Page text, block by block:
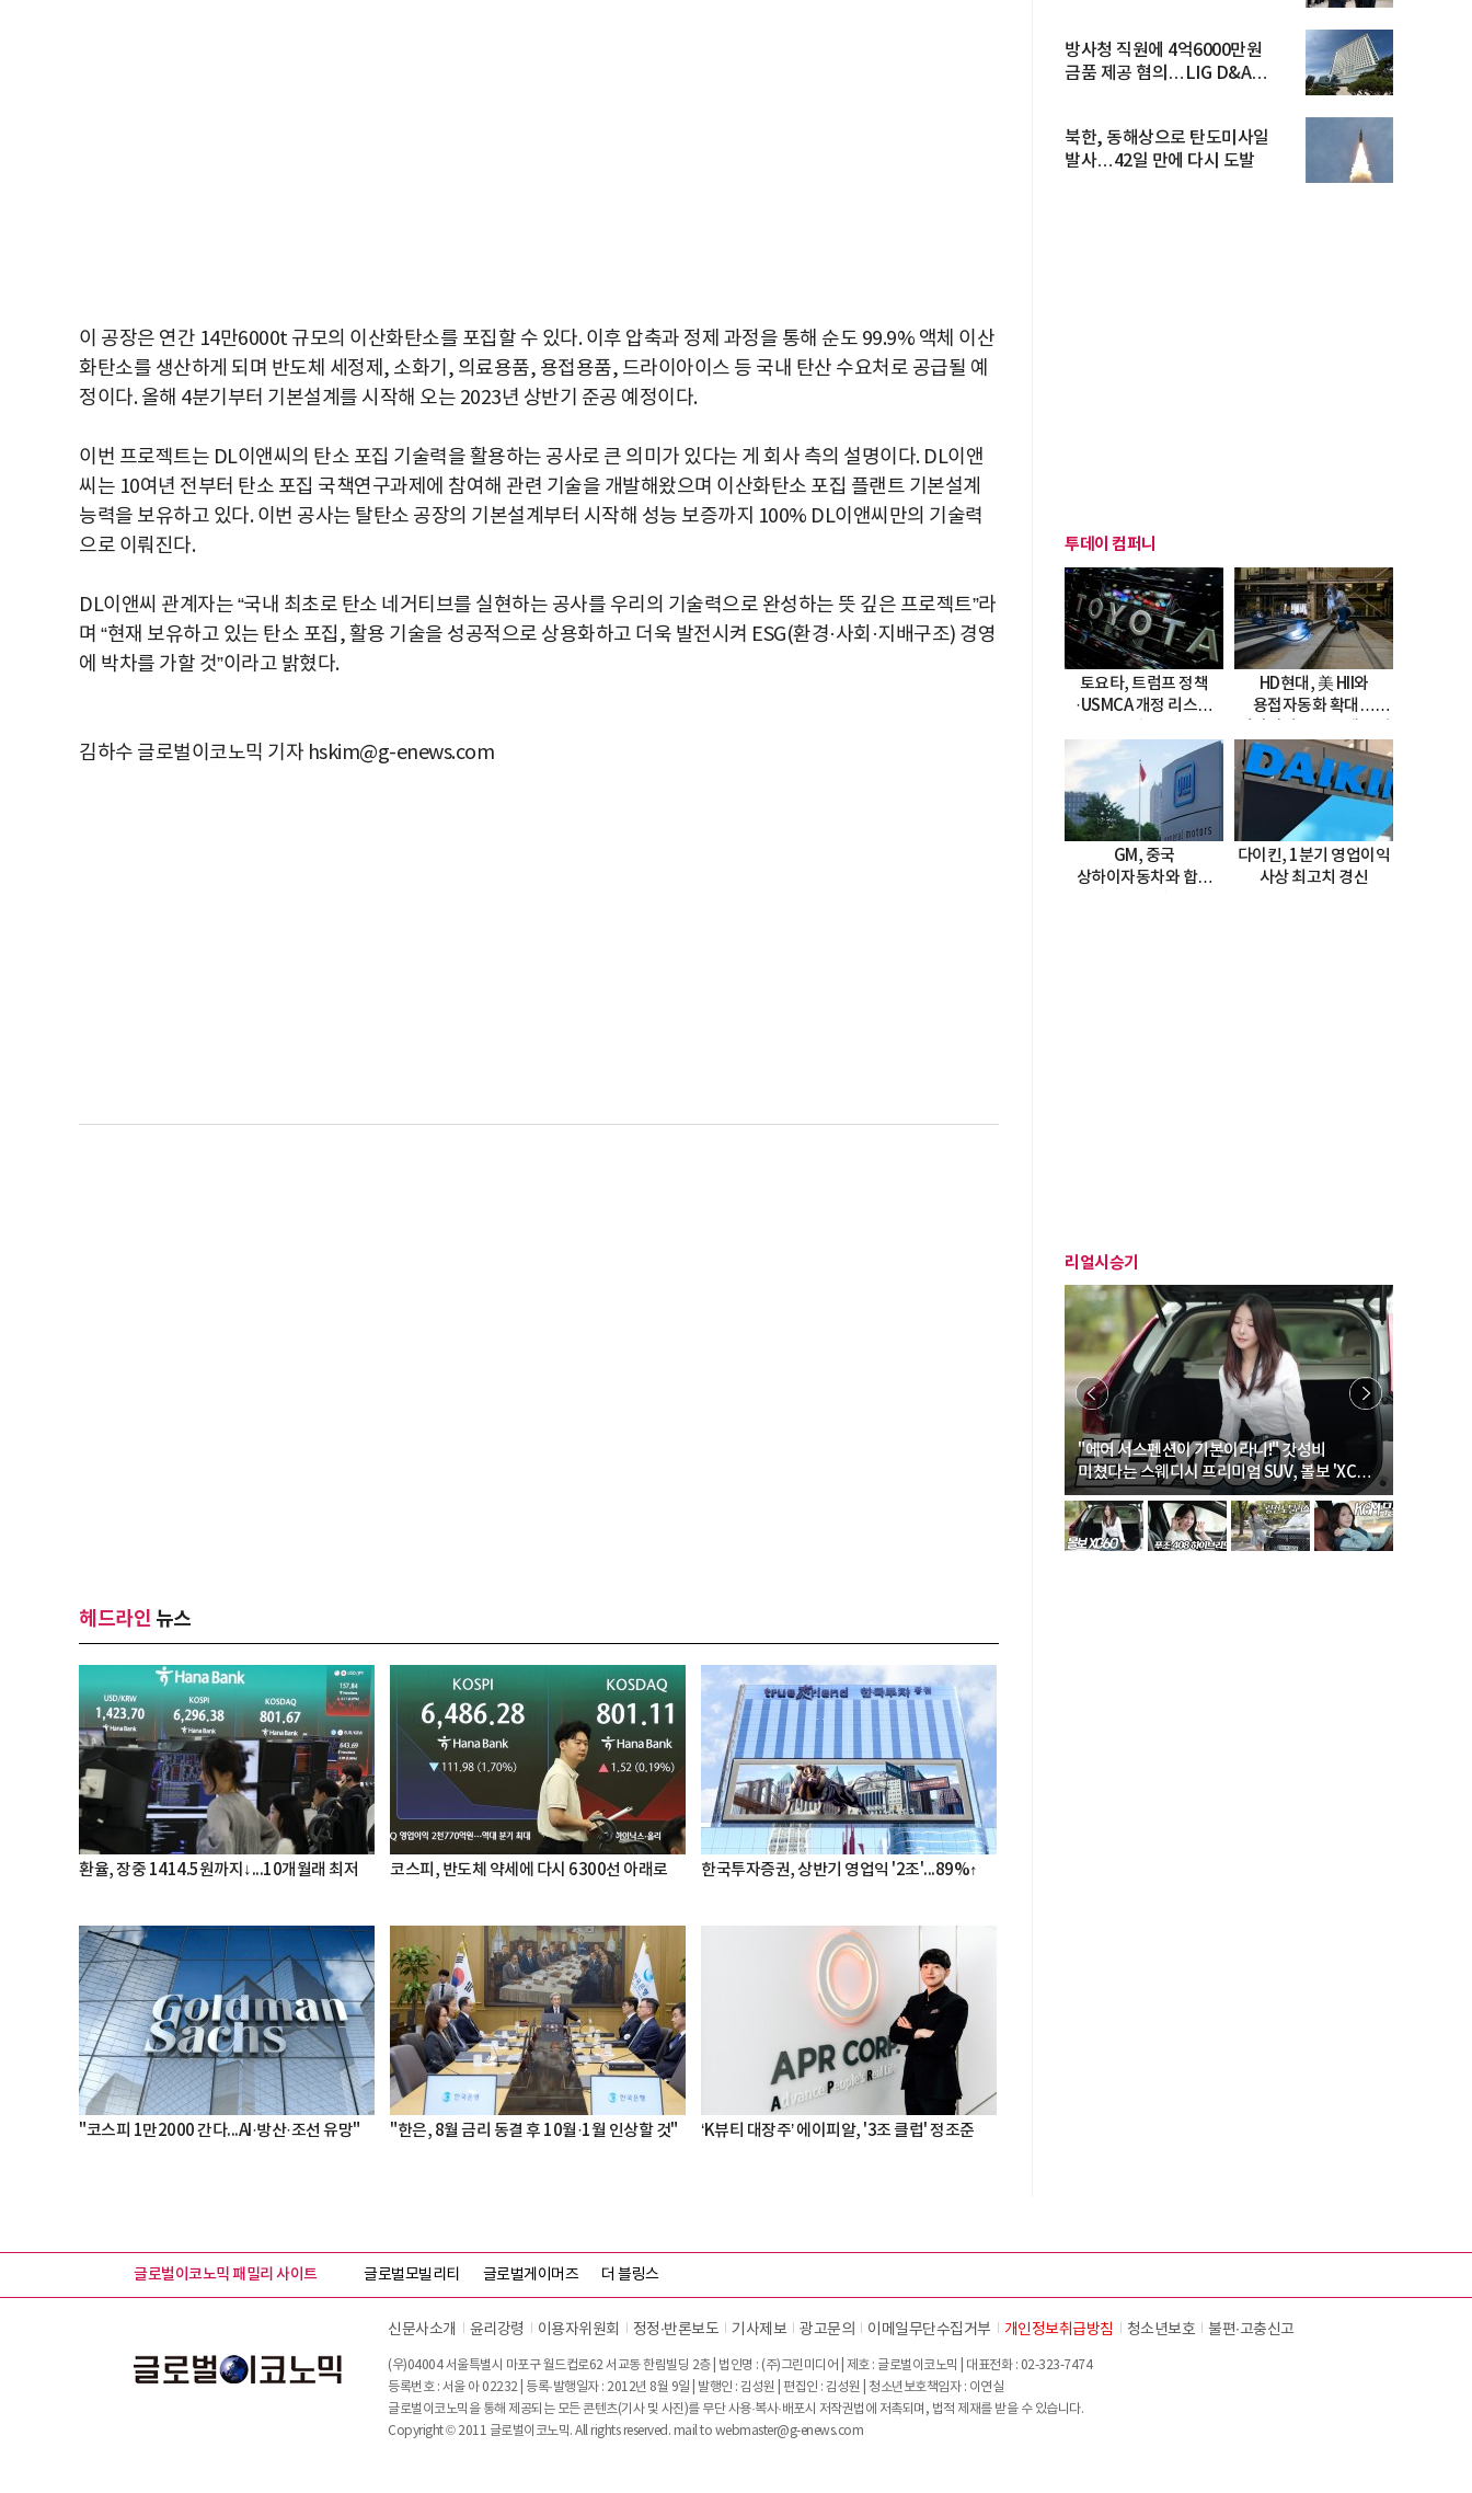
이 공장은 연간 14만6000t 규모의 이산화탄소를 포집할 수 있다. 이후 압축과 정제 과정을 통해 순도 99.9% 액체 이산
화탄소를 생산하게 되며 반도체 세정제, 소화기, 의료용품, 용접용품, 드라이아이스 등 국내 탄산 수요처로 공급될 예
정이다. 올해 4분기부터 기본설계를 시작해 오는 2023년 상반기 준공 예정이다.
이번 프로젝트는 DL이앤씨의 탄소 포집 기술력을 활용하는 공사로 큰 의미가 있다는 게 회사 측의 설명이다. DL이앤
씨는 10여년 전부터 탄소 포집 국책연구과제에 참여해 관련 기술을 개발해왔으며 이산화탄소 포집 플랜트 기본설계
능력을 보유하고 있다. 이번 공사는 탈탄소 공장의 기본설계부터 시작해 성능 보증까지 100% DL이앤씨만의 기술력
으로 이뤄진다.
DL이앤씨 관계자는 “국내 최초로 탄소 네거티브를 실현하는 공사를 우리의 기술력으로 완성하는 뜻 깊은 프로젝트”라
며 “현재 보유하고 있는 탄소 포집, 활용 기술을 성공적으로 상용화하고 더욱 발전시켜 ESG(환경·사회·지배구조) 경영
에 박차를 가할 것”이라고 밝혔다.
김하수 글로벌이코노믹 기자 hskim@g-enews.com
헤드라인 뉴스
환율, 장중 1414.5원까지↓...10개월래 최저 코스피, 반도체 약세에 다시 6300선 아래로 한국투자증권, 상반기 영업익 '2조'...89%↑
"코스피 1만2000 간다...AI·방산·조선 유망" "한은, 8월 금리 동결 후 10월·1월 인상할 것" ‘K뷰티 대장주’ 에이피알, '3조 클럽' 정조준
방사청 직원에 4억6000만원
금품 제공 혐의…LIG D&A
북한, 동해상으로 탄도미사일
발사…42일 만에 다시 도발
투데이 컴퍼니
토요타, 트럼프 정책
·USMCA 개정 리스크
HD현대, 美 HII와
용접자동화 확대…
도입
GM, 중국
상하이자동차와 합작
다이킨, 1분기 영업이익
사상 최고치 경신
리얼시승기
"에어 서스펜션이 기본이라니!" 갓성비
미쳤다는 스웨디시 프리미엄 SUV, 볼보 'XC60
B5 울트라'
글로벌이코노믹 패밀리 사이트 글로벌모빌리티 글로벌게이머즈 더 블링스
신문사소개 윤리강령 이용자위원회 정정∙반론보도 기사제보 광고문의 이메일무단수집거부 개인정보취급방침 청소년보호 불편∙고충신고
(우)04004 서울특별시 마포구 월드컵로62 서교동 한림빌딩 2층 | 법인명 : (주)그린미디어 | 제호 : 글로벌이코노믹 | 대표전화 : 02-323-7474
등록번호 : 서울 아 02232 | 등록·발행일자 : 2012년 8월 9일 | 발행인 : 김성원 | 편집인 : 김성원 | 청소년보호책임자 : 이연실
글로벌이코노믹을 통해 제공되는 모든 콘텐츠(기사 및 사진)를 무단 사용·복사·배포시 저작권법에 저촉되며, 법적 제재를 받을 수 있습니다.
Copyright © 2011 글로벌이코노믹. All rights reserved. mail to webmaster@g-enews.com